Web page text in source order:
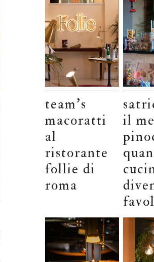
team’s
macoratti
al
ristorante
follie di
roma
il